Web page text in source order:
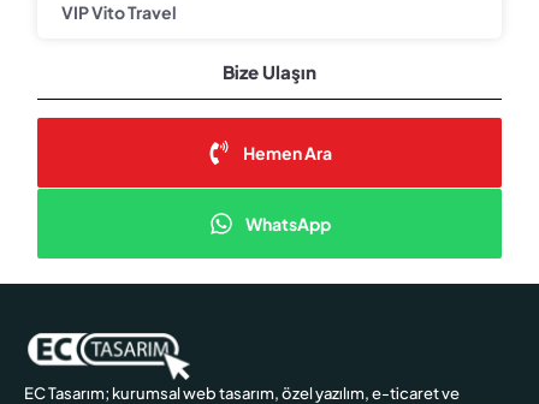
VIP Vito Travel
Bize Ulaşın
Hemen Ara
WhatsApp
EC Tasarım; kurumsal web tasarım, özel yazılım, e-ticaret ve